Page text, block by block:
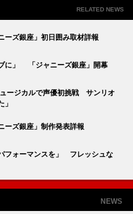
RELATED NEWS
ズ銀座」初日囲み取材詳報
に」 「ジャニーズ銀座」開幕
ージカルで声優初挑戦 サンリオ
」
ズ銀座」制作発表詳報
フォーマンスを」 フレッシュな
NEWS